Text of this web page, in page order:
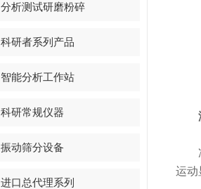
分析测试研磨粉碎
科研者系列产品
智能分析工作站
科研常规仪器
振动筛分设备
进口总代理系列
液
净
运动